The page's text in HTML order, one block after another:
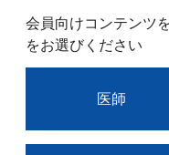
会員向けコンテンツ
をお選びください
医師